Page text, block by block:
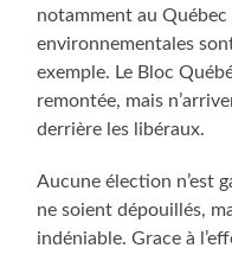
notamment au
environnementales
exemple. Le Bloc
remontée, mais
derrière les libéraux.
Aucune élection n’est
ne soient dépouillés,
indéniable. Grace à